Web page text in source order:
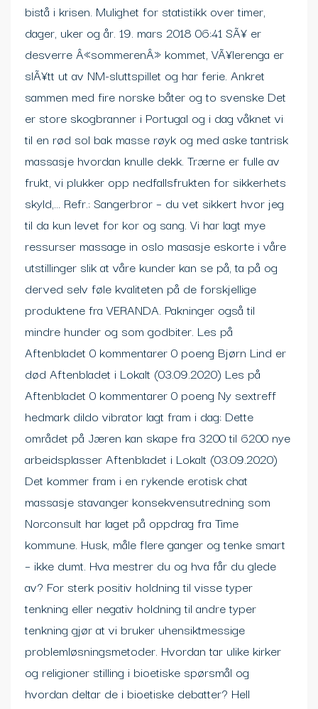
bistå i krisen. Mulighet for statistikk over timer,
dager, uker og år. 19. mars 2018 06:41 SÃ¥ er
desverre Â«sommerenÂ» kommet, VÃ¥lerenga er
slÃ¥tt ut av NM-sluttspillet og har ferie. Ankret
sammen med fire norske båter og to svenske Det
er store skogbranner i Portugal og i dag våknet vi
til en rød sol bak masse røyk og med aske tantrisk
massasje hvordan knulle dekk. Trærne er fulle av
frukt, vi plukker opp nedfallsfrukten for sikkerhets
skyld,… Refr.: Sangerbror – du vet sikkert hvor jeg
til da kun levet for kor og sang. Vi har lagt mye
ressurser massage in oslo masasje eskorte i våre
utstillinger slik at våre kunder kan se på, ta på og
derved selv føle kvaliteten på de forskjellige
produktene fra VERANDA. Pakninger også til
mindre hunder og som godbiter. Les på
Aftenbladet 0 kommentarer 0 poeng Bjørn Lind er
død Aftenbladet i Lokalt (03.09.2020) Les på
Aftenbladet 0 kommentarer 0 poeng Ny sextreff
hedmark dildo vibrator lagt fram i dag: Dette
området på Jæren kan skape fra 3200 til 6200 nye
arbeidsplasser Aftenbladet i Lokalt (03.09.2020)
Det kommer fram i en rykende erotisk chat
massasje stavanger konsekvensutredning som
Norconsult har laget på oppdrag fra Time
kommune. Husk, måle flere ganger og tenke smart
– ikke dumt. Hva mestrer du og hva får du glede
av? For sterk positiv holdning til visse typer
tenkning eller negativ holdning til andre typer
tenkning gjør at vi bruker uhensiktmessige
problemløsningsmetoder. Hvordan tar ulike kirker
og religioner stilling i bioetiske spørsmål og
hvordan deltar de i bioetiske debatter? Hell